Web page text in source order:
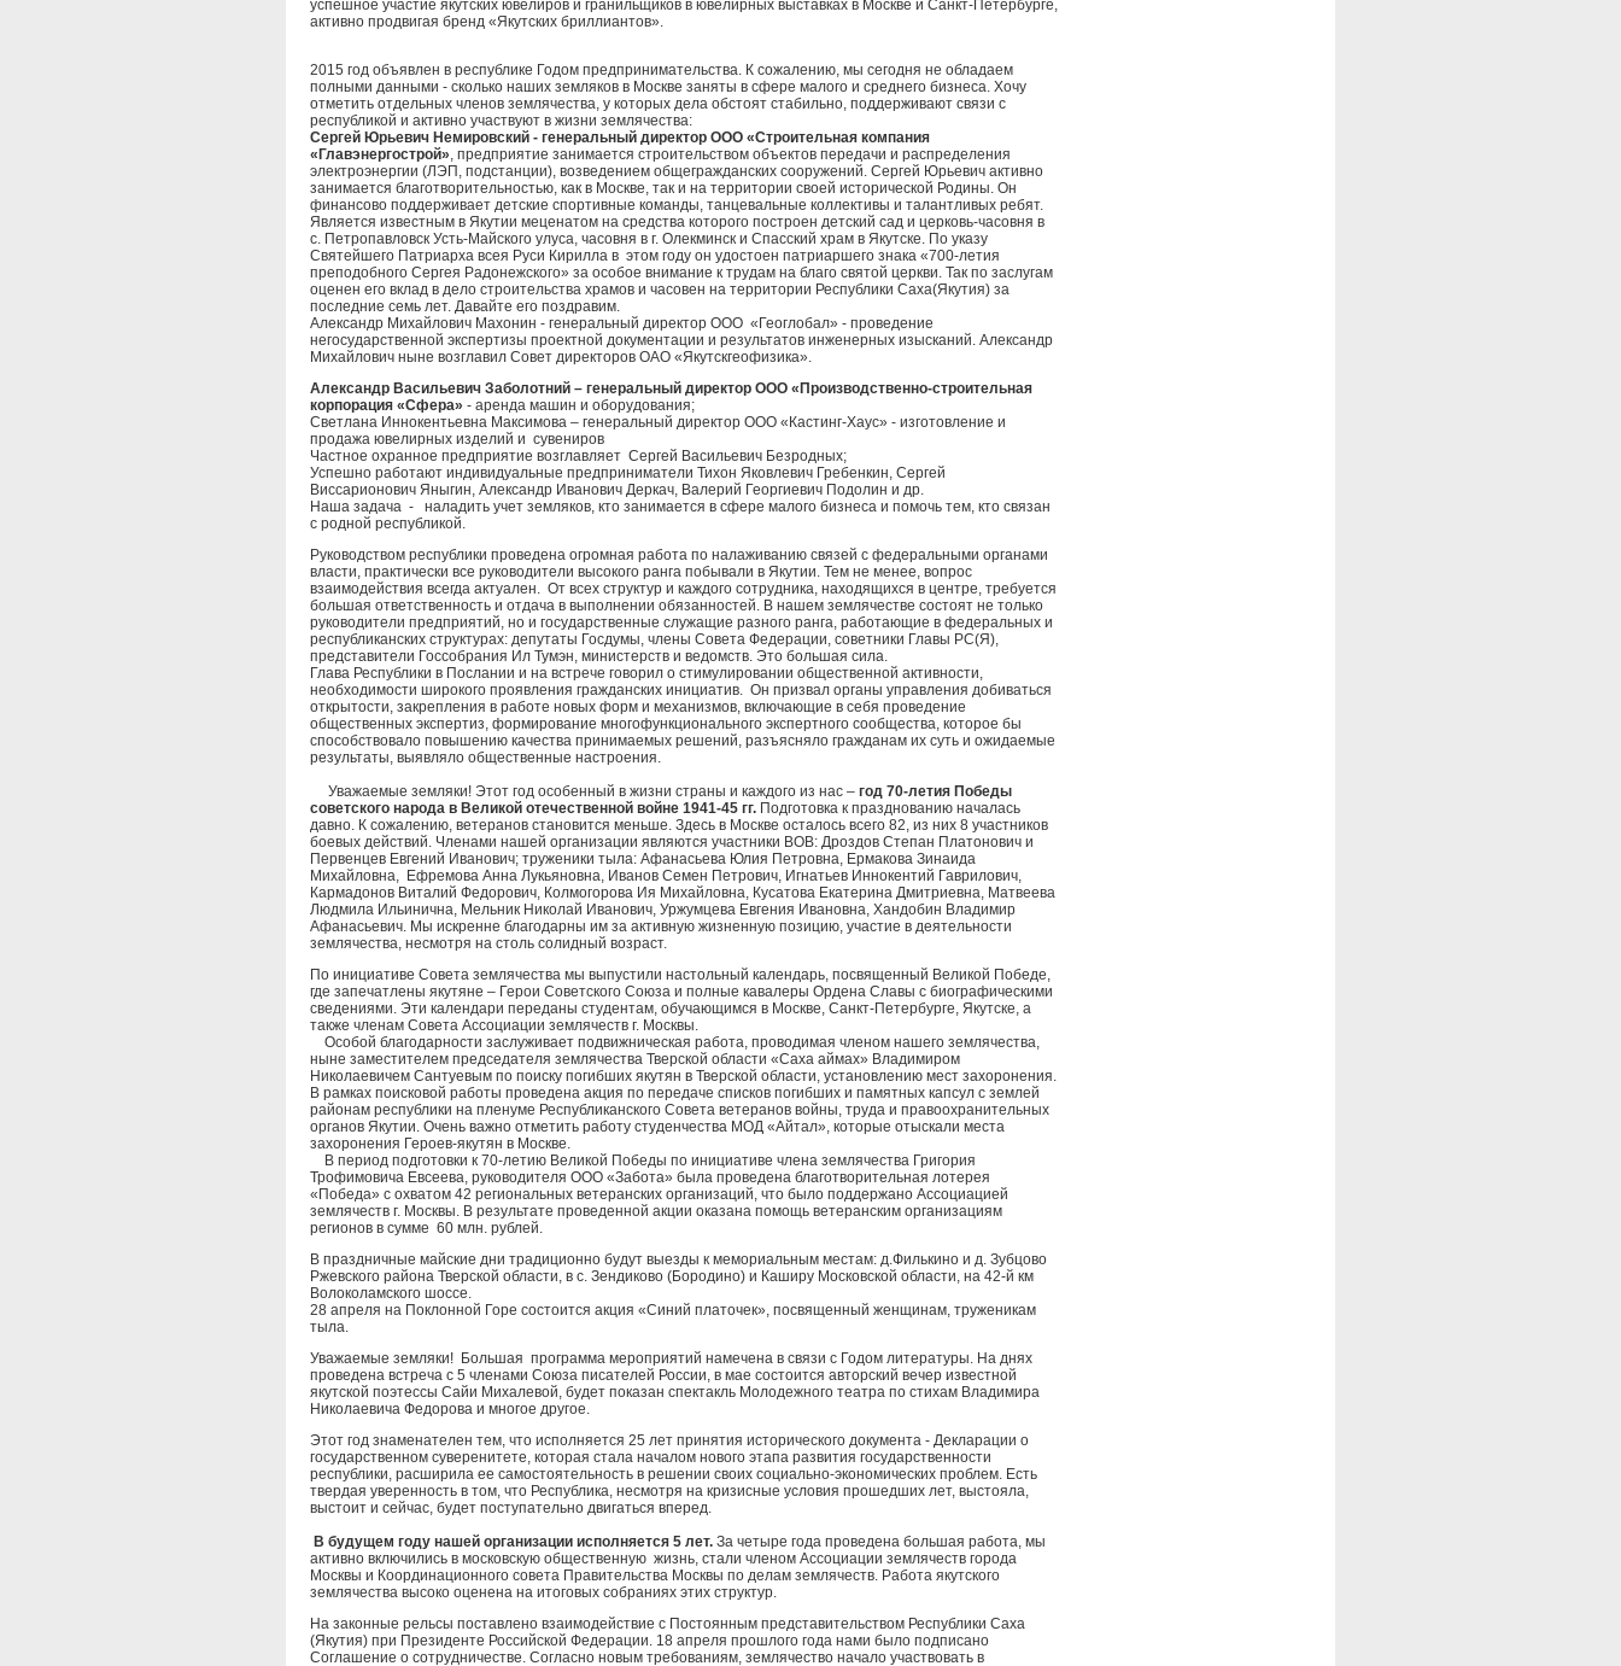
успешное участие якутских ювелиров и гранильщиков в ювелирных выставках в Москве и Санкт-Петербурге,
активно продвигая бренд «Якутских бриллиантов».
2015 год объявлен в республике Годом предпринимательства. К сожалению, мы сегодня не обладаем
полными данными - сколько наших земляков в Москве заняты в сфере малого и среднего бизнеса. Хочу
отметить отдельных членов землячества, у которых дела обстоят стабильно, поддерживают связи с
республикой и активно участвуют в жизни землячества:
Сергей Юрьевич Немировский - генеральный директор ООО «Строительная компания
«Главэнергострой», предприятие занимается строительством объектов передачи и распределения
электроэнергии (ЛЭП, подстанции), возведением общегражданских сооружений. Сергей Юрьевич активно
занимается благотворительностью, как в Москве, так и на территории своей исторической Родины. Он
финансово поддерживает детские спортивные команды, танцевальные коллективы и талантливых ребят.
Является известным в Якутии меценатом на средства которого построен детский сад и церковь-часовня в
с. Петропавловск Усть-Майского улуса, часовня в г. Олекминск и Спасский храм в Якутске. По указу
Святейшего Патриарха всея Руси Кирилла в этом году он удостоен патриаршего знака «700-летия
преподобного Сергея Радонежского» за особое внимание к трудам на благо святой церкви. Так по заслугам
оценен его вклад в дело строительства храмов и часовен на территории Республики Саха(Якутия) за
последние семь лет. Давайте его поздравим.
Александр Михайлович Махонин - генеральный директор ООО «Геоглобал» - проведение
негосударственной экспертизы проектной документации и результатов инженерных изысканий. Александр
Михайлович ныне возглавил Совет директоров ОАО «Якутскгеофизика».
Александр Васильевич Заболотний – генеральный директор ООО «Производственно-строительная
корпорация «Сфера» - аренда машин и оборудования;
Светлана Иннокентьевна Максимова – генеральный директор ООО «Кастинг-Хаус» - изготовление и
продажа ювелирных изделий и сувениров
Частное охранное предприятие возглавляет Сергей Васильевич Безродных;
Успешно работают индивидуальные предприниматели Тихон Яковлевич Гребенкин, Сергей
Виссарионович Яныгин, Александр Иванович Деркач, Валерий Георгиевич Подолин и др.
Наша задача - наладить учет земляков, кто занимается в сфере малого бизнеса и помочь тем, кто связан
с родной республикой.
Руководством республики проведена огромная работа по налаживанию связей с федеральными органами
власти, практически все руководители высокого ранга побывали в Якутии. Тем не менее, вопрос
взаимодействия всегда актуален. От всех структур и каждого сотрудника, находящихся в центре, требуется
большая ответственность и отдача в выполнении обязанностей. В нашем землячестве состоят не только
руководители предприятий, но и государственные служащие разного ранга, работающие в федеральных и
республиканских структурах: депутаты Госдумы, члены Совета Федерации, советники Главы РС(Я),
представители Госсобрания Ил Тумэн, министерств и ведомств. Это большая сила.
Глава Республики в Послании и на встрече говорил о стимулировании общественной активности,
необходимости широкого проявления гражданских инициатив. Он призвал органы управления добиваться
открытости, закрепления в работе новых форм и механизмов, включающие в себя проведение
общественных экспертиз, формирование многофункционального экспертного сообщества, которое бы
способствовало повышению качества принимаемых решений, разъясняло гражданам их суть и ожидаемые
результаты, выявляло общественные настроения.
Уважаемые земляки! Этот год особенный в жизни страны и каждого из нас – год 70-летия Победы
советского народа в Великой отечественной войне 1941-45 гг. Подготовка к празднованию началась
давно. К сожалению, ветеранов становится меньше. Здесь в Москве осталось всего 82, из них 8 участников
боевых действий. Членами нашей организации являются участники ВОВ: Дроздов Степан Платонович и
Первенцев Евгений Иванович; труженики тыла: Афанасьева Юлия Петровна, Ермакова Зинаида
Михайловна, Ефремова Анна Лукьяновна, Иванов Семен Петрович, Игнатьев Иннокентий Гаврилович,
Кармадонов Виталий Федорович, Колмогорова Ия Михайловна, Кусатова Екатерина Дмитриевна, Матвеева
Людмила Ильинична, Мельник Николай Иванович, Уржумцева Евгения Ивановна, Хандобин Владимир
Афанасьевич. Мы искренне благодарны им за активную жизненную позицию, участие в деятельности
землячества, несмотря на столь солидный возраст.
По инициативе Совета землячества мы выпустили настольный календарь, посвященный Великой Победе,
где запечатлены якутяне – Герои Советского Союза и полные кавалеры Ордена Славы с биографическими
сведениями. Эти календари переданы студентам, обучающимся в Москве, Санкт-Петербурге, Якутске, а
также членам Совета Ассоциации землячеств г. Москвы.
Особой благодарности заслуживает подвижническая работа, проводимая членом нашего землячества,
ныне заместителем председателя землячества Тверской области «Саха аймах» Владимиром
Николаевичем Сантуевым по поиску погибших якутян в Тверской области, установлению мест захоронения.
В рамках поисковой работы проведена акция по передаче списков погибших и памятных капсул с землей
районам республики на пленуме Республиканского Совета ветеранов войны, труда и правоохранительных
органов Якутии. Очень важно отметить работу студенчества МОД «Айтал», которые отыскали места
захоронения Героев-якутян в Москве.
В период подготовки к 70-летию Великой Победы по инициативе члена землячества Григория
Трофимовича Евсеева, руководителя ООО «Забота» была проведена благотворительная лотерея
«Победа» с охватом 42 региональных ветеранских организаций, что было поддержано Ассоциацией
землячеств г. Москвы. В результате проведенной акции оказана помощь ветеранским организациям
регионов в сумме 60 млн. рублей.
В праздничные майские дни традиционно будут выезды к мемориальным местам: д.Филькино и д. Зубцово
Ржевского района Тверской области, в с. Зендиково (Бородино) и Каширу Московской области, на 42-й км
Волоколамского шоссе.
28 апреля на Поклонной Горе состоится акция «Синий платочек», посвященный женщинам, труженикам
тыла.
Уважаемые земляки! Большая программа мероприятий намечена в связи с Годом литературы. На днях
проведена встреча с 5 членами Союза писателей России, в мае состоится авторский вечер известной
якутской поэтессы Сайи Михалевой, будет показан спектакль Молодежного театра по стихам Владимира
Николаевича Федорова и многое другое.
Этот год знаменателен тем, что исполняется 25 лет принятия исторического документа - Декларации о
государственном суверенитете, которая стала началом нового этапа развития государственности
республики, расширила ее самостоятельность в решении своих социально-экономических проблем. Есть
твердая уверенность в том, что Республика, несмотря на кризисные условия прошедших лет, выстояла,
выстоит и сейчас, будет поступательно двигаться вперед.
В будущем году нашей организации исполняется 5 лет. За четыре года проведена большая работа, мы
активно включились в московскую общественную жизнь, стали членом Ассоциации землячеств города
Москвы и Координационного совета Правительства Москвы по делам землячеств. Работа якутского
землячества высоко оценена на итоговых собраниях этих структур.
На законные рельсы поставлено взаимодействие с Постоянным представительством Республики Саха
(Якутия) при Президенте Российской Федерации. 18 апреля прошлого года нами было подписано
Соглашение о сотрудничестве. Согласно новым требованиям, землячество начало участвовать в